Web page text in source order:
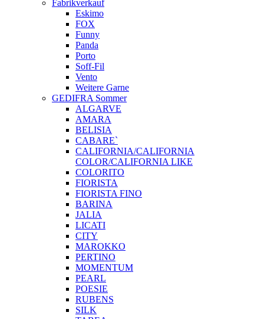
Fabrikverkauf
Eskimo
FOX
Funny
Panda
Porto
Soff-Fil
Vento
Weitere Garne
GEDIFRA Sommer
ALGARVE
AMARA
BELISIA
CABARE`
CALIFORNIA/CALIFORNIA
COLOR/CALIFORNIA LIKE
COLORITO
FIORISTA
FIORISTA FINO
BARINA
JALIA
LICATI
CITY
MAROKKO
PERTINO
MOMENTUM
PEARL
POESIE
RUBENS
SILK